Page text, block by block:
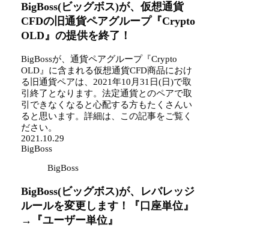
BigBoss(ビッグボス)が、仮想通貨
CFDの旧通貨ペアグループ『Crypto
OLD』の提供を終了！
BigBossが、通貨ペアグループ『Crypto
OLD』に含まれる仮想通貨CFD商品におけ
る旧通貨ペアは、2021年10月31日(日)で取
引終了となります。法定通貨とのペアで取
引できなくなると心配する方もたくさんい
ると思います。詳細は、この記事をご覧く
ださい。
2021.10.29
BigBoss
BigBoss
BigBoss(ビッグボス)が、レバレッジ
ルールを変更します！『口座単位』
→『ユーザー単位』